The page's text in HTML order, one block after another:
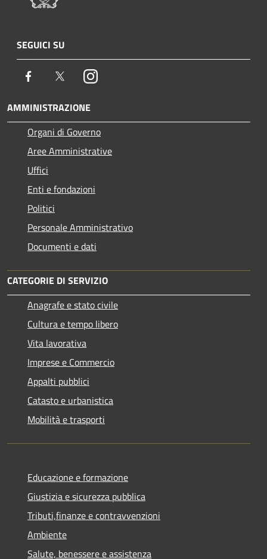
SEGUICI SU
Facebook TwitterInstagram
AMMINISTRAZIONE
Organi di Governo
Aree Amministrative
Uffici
Enti e fondazioni
Politici
Personale Amministrativo
Documenti e dati
CATEGORIE DI SERVIZIO
Anagrafe e stato civile
Cultura e tempo libero
Vita lavorativa
Imprese e Commercio
Appalti pubblici
Catasto e urbanistica
Mobilità e trasporti
Educazione e formazione
Giustizia e sicurezza pubblica
Tributi,finanze e contravvenzioni
Ambiente
Salute, benessere e assistenza